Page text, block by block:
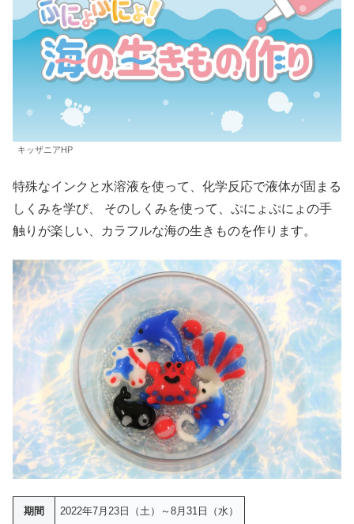
キッザニアHP
特殊なインクと水溶液を使って、化学反応で液体が固まる
しくみを学び、 そのしくみを使って、ぷにょぷにょの手
触りが楽しい、カラフルな海の生きものを作ります。
期間 2022年7月23日（土）～8月31日（水）